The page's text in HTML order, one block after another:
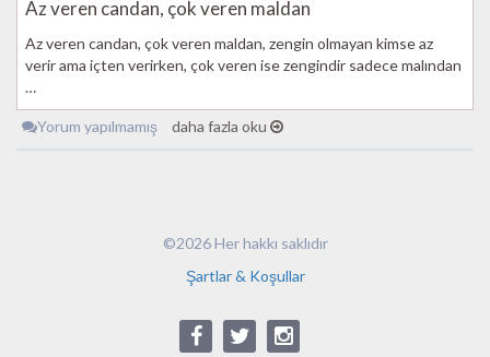
Az veren candan, çok veren maldan
Az veren candan, çok veren maldan, zengin olmayan kimse az
verir ama içten verirken, çok veren ise zengindir sadece malından
…
Yorum yapılmamış daha fazla oku
©2026 Her hakkı saklıdır
Şartlar & Koşullar